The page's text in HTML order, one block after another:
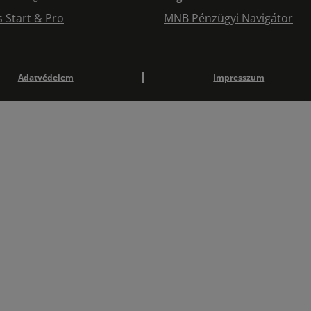
Start & Pro
MNB Pénzügyi Navigátor
Adatvédelem Impresszum